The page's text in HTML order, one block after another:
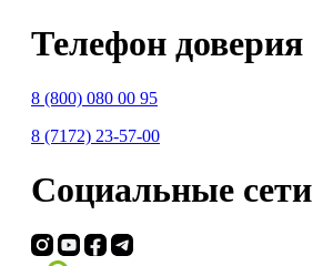
Телефон доверия
8 (800) 080 00 95
8 (7172) 23-57-00
Социальные сети